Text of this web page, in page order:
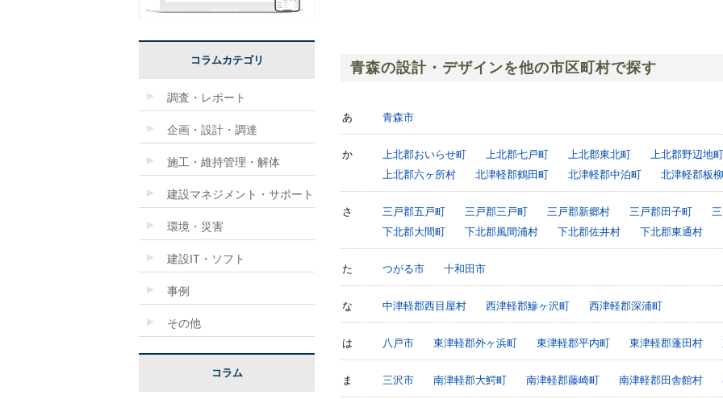
青森の設計・デザインを他の市区町村で探す
あ 青森市
か 上北郡おいらせ町 上北郡七戸町 上北郡東北町
上北郡野辺地町
上北郡六ヶ所村
北津軽郡鶴田町 北津軽郡中泊町 北津軽郡板
さ 三戸郡五戸町 三戸郡三戸町 三戸郡新郷村 三戸郡田子町
下北郡大間町
下北郡風間浦村 下北郡佐井村 下北郡東通村
た つがる市 十和田市
な 中津軽郡西目屋村 西津軽郡鰺ヶ沢町 西津軽郡深浦町
は 八戸市 東津軽郡外ヶ浜町 東津軽郡平内町 東津軽郡蓬田村
ま 三沢市 南津軽郡大鰐町 南津軽郡藤崎町 南津軽郡田舎館村
コラムカテゴリ
調査・レポート
企画・設計・調達
施工・維持管理・解体
建設マネジメント・サポート
環境・災害
建設IT・ソフト
事例
その他
コラム